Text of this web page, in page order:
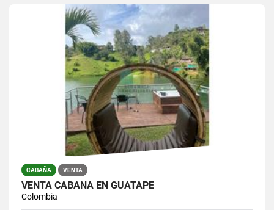
CABAÑA VENTA
VENTA CABAÑA EN GUATAPE
Colombia